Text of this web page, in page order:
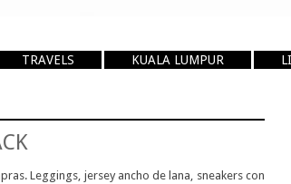
TRAVELS KUALA LUMPUR
Leggings, jersey ancho de lana, sneakers con